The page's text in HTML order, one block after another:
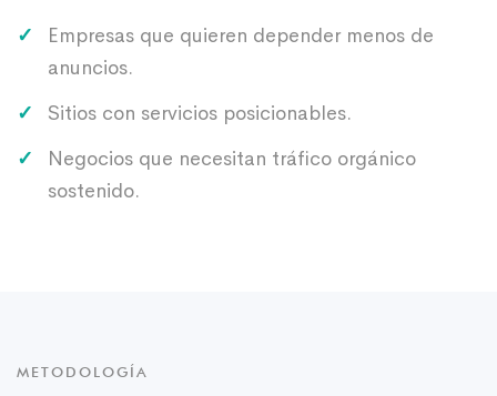
Empresas que quieren depender menos de
anuncios.
Sitios con servicios posicionables.
Negocios que necesitan tráfico orgánico
sostenido.
METODOLOGÍA